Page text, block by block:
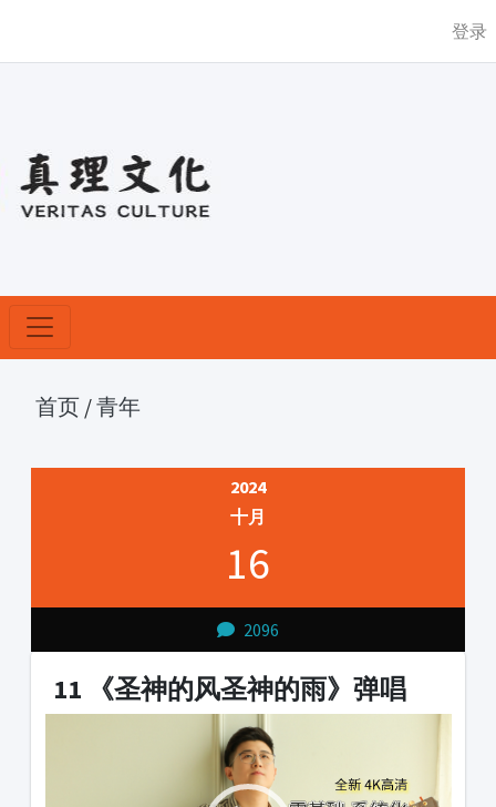
登录
首页 /青年
2024
十月
16
2096
11 《圣神的风圣神的雨》弹唱